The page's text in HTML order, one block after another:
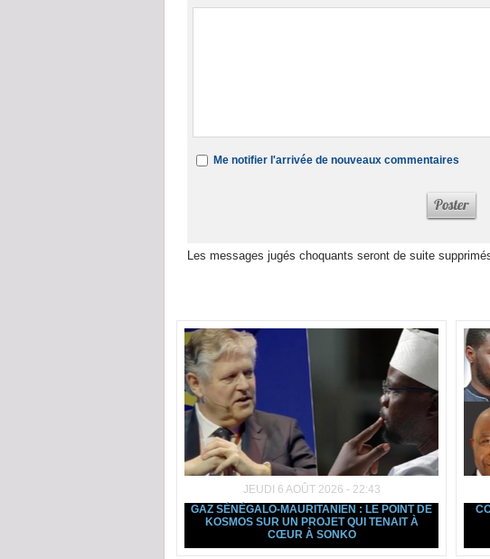
Me notifier l'arrivée de nouveaux commentaires
Les messages jugés choquants seront de suite
JEUDI 6 AOÛT 2026 - 22:43
GAZ SÉNÉGALO-MAURITANIEN : LE POINT DE
KOSMOS SUR UN PROJET QUI TENAIT À
CŒUR À SONKO